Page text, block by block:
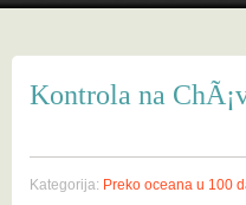
Kontrola na
Kategorija: Preko oceana u 100